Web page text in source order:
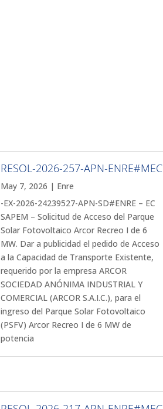
RESOL-2026-257-APN-ENRE#MEC
May 7, 2026 | Enre
-EX-2026-24239527-APN-SD#ENRE – EC
SAPEM – Solicitud de Acceso del Parque
Solar Fotovoltaico Arcor Recreo I de 6
MW. Dar a publicidad el pedido de Acceso
a la Capacidad de Transporte Existente,
requerido por la empresa ARCOR
SOCIEDAD ANÓNIMA INDUSTRIAL Y
COMERCIAL (ARCOR S.A.I.C.), para el
ingreso del Parque Solar Fotovoltaico
(PSFV) Arcor Recreo I de 6 MW de
potencia